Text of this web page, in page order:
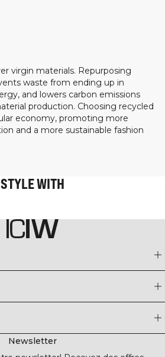
virgin materials. Repurposing
waste from ending up in
and lowers carbon emissions
production. Choosing recycled
economy, promoting more
and a more sustainable fashion
STYLE WITH
Newsletter